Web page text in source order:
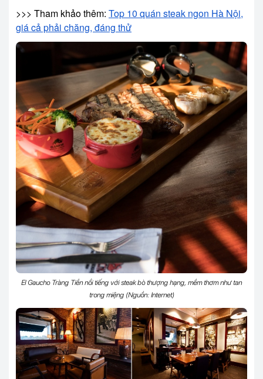
>>> Tham khảo thêm: Top 10 quán steak ngon Hà Nội,
giá cả phải chăng, đáng thử
El Gaucho Tràng Tiền nổi tiếng với steak bò thượng hạng, mềm thơm như tan
trong miệng (Nguồn: Internet)